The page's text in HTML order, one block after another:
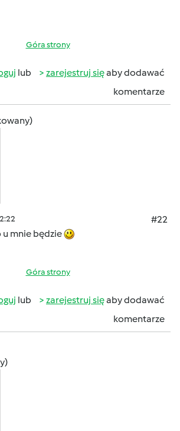
Góra strony
lub zarejestruj sięaby dodawać
komentarze
#22
mnie będzie
Góra strony
lub zarejestruj sięaby dodawać
komentarze